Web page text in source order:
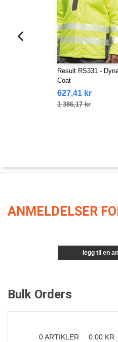
Result RS331 -
Coat
627,41 kr
1 386,17 kr
ANMELDELSER
legg til en
Bulk Orders
0ARTIKLER 0.00 KR